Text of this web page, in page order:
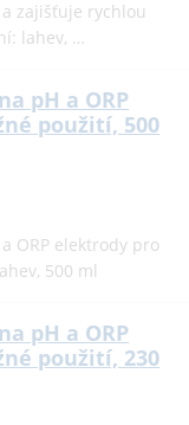
zajišťuje rychlou
lahev, …
pH a ORP
použití, 500
ORP elektrody pro
500 ml
pH a ORP
použití, 230